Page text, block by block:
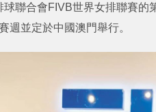
球聯合會FIVB世界女排聯賽
週並定於中國澳門舉行。